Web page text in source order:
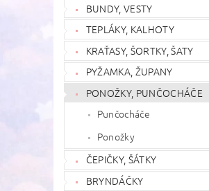
BUNDY, VESTY
TEPLÁKY, KALHOTY
KRAŤASY, ŠORTKY, ŠATY
PYŽAMKA, ŽUPANY
PONOŽKY, PUNČOCHÁČE
Punčocháče
Ponožky
ČEPIČKY, ŠÁTKY
BRYNDÁČKY